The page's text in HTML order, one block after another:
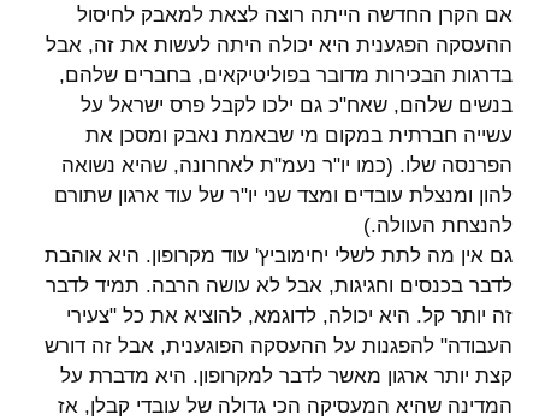
אם הקרן החדשה הייתה רוצה לצאת למאבק לחיסול
ההעסקה הפגענית היא יכולה היתה לעשות את זה, אבל
בדרגות הבכירות מדובר בפוליטיקאים, בחברים שלהם,
בנשים שלהם, שאח"כ גם ילכו לקבל פרס ישראל על
עשייה חברתית במקום מי שבאמת נאבק ומסכן את
הפרנסה שלו. (כמו יו"ר נעמ"ת לאחרונה, שהיא נשואה
להון ומנצלת עובדים ומצד שני יו"ר של עוד ארגון שתורם
להנצחת העוולה.)
גם אין מה לתת לשלי יחימוביץ' עוד מקרופון. היא אוהבת
לדבר בכנסים וחגיגות, אבל לא עושה הרבה. תמיד לדבר
זה יותר קל. היא יכולה, לדוגמא, להוציא את כל "צעירי
העבודה" להפגנות על ההעסקה הפוגענית, אבל זה דורש
קצת יותר ארגון מאשר לדבר למקרופון. היא מדברת על
המדינה שהיא המעסיקה הכי גדולה של עובדי קבלן, אז